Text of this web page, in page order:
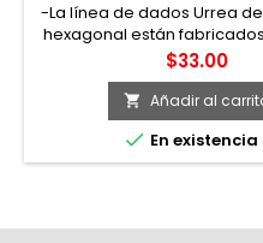
-La línea de dados Urrea
hexagonal están
de alta calidad
desempeño durante su uso,
en cromo-níquel para evitar
-Su diseño de 6 puntas
contacto entre las paredes
y/o tornillo gracias a su
Precio
$33.00
 Añadir al
 En existencia